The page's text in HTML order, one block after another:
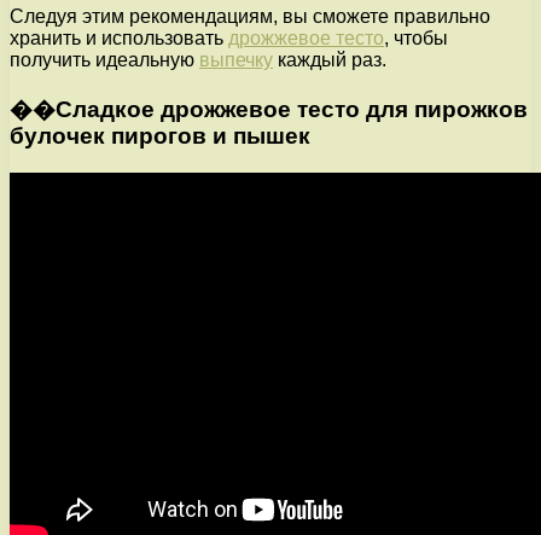
Следуя этим рекомендациям, вы сможете правильно
хранить и использовать дрожжевое тесто, чтобы
получить идеальную выпечку каждый раз.
��Сладкое дрожжевое тесто для пирожков
булочек пирогов и пышек